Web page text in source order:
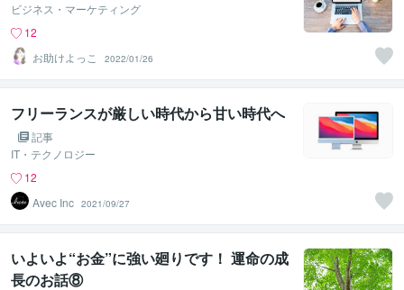
ビジネス・マーケティング
12
お助けよっこ
2022/01/26
フリーランスが厳しい時代から甘い時代へ
記事
IT・テクノロジー
12
Avec Inc 2021/09/27
いよいよ“お金”に強い廻りです！ 運命の成
長のお話⑧